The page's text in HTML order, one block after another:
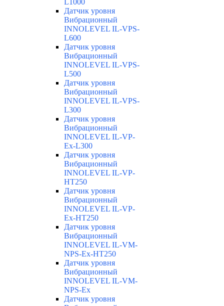
L1000
Датчик уровня
Вибрационный
INNOLEVEL IL-VPS-
L600
Датчик уровня
Вибрационный
INNOLEVEL IL-VPS-
L500
Датчик уровня
Вибрационный
INNOLEVEL IL-VPS-
L300
Датчик уровня
Вибрационный
INNOLEVEL IL-VP-
Ex-L300
Датчик уровня
Вибрационный
INNOLEVEL IL-VP-
HT250
Датчик уровня
Вибрационный
INNOLEVEL IL-VP-
Ex-HT250
Датчик уровня
Вибрационный
INNOLEVEL IL-VM-
NPS-Ex-HT250
Датчик уровня
Вибрационный
INNOLEVEL IL-VM-
NPS-Ex
Датчик уровня